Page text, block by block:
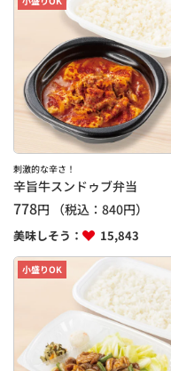
刺激的な辛さ！
辛旨牛スンドゥブ弁当
778円 （税込： 840円）
美味しそう： 15,843
小盛りOK